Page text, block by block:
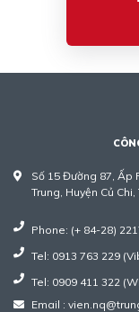
Số 15 Đường 87, Ấp
Trung, Huyện Củ Chi,
Phone: (+ 84-28)
Tel: 0913 763 229
Tel: 0909 411 322
Email :